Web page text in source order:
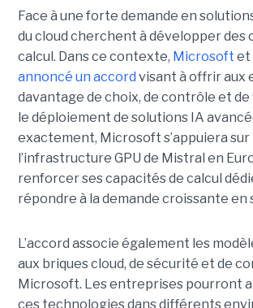
Face à une forte demande en
du cloud cherchent à développer des
calcul. Dans ce contexte, Microsoft et
annoncé un accord visant à offrir aux
davantage de choix, de contrôle et
le déploiement de solutions IA
exactement, Microsoft s’appuiera sur
l’infrastructure GPU de Mistral en
renforcer ses capacités de calcul
répondre à la demande croissante en
L’accord associe également les
aux briques cloud, de sécurité et de
Microsoft. Les entreprises pourront
ces technologies dans différents